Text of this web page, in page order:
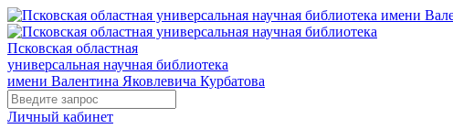
Псковская областная
универсальная научная библиотека
имени Валентина Яковлевича Курбатова
Личный кабинет